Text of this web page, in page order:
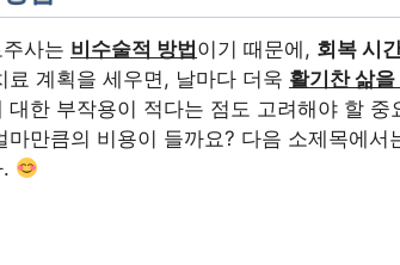
사는 비수술적 방법 이기 때문에, 회복 시
료 계획을 세우면, 날마다 더욱 활기찬 삶을
대한 부작용이 적다는 점도 고려해야 할
마만큼의 비용이 들까요? 다음 소제목에